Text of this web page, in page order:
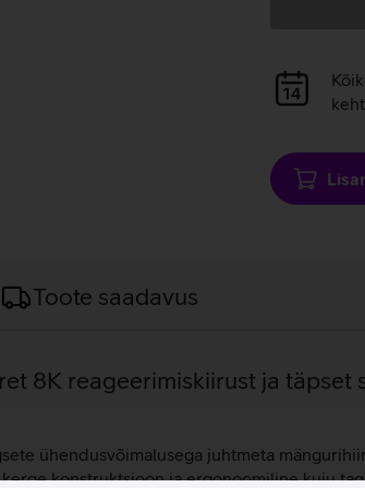
Andmete
laadimine
Toote saadavus
8K reageerimiskiirust ja
ühendusvõimalusega juhtmeta
konstruktsioon ja ergonoomiline kuju